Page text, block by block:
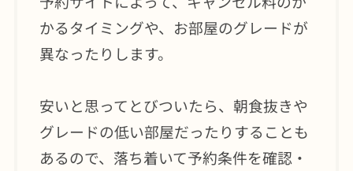
かるタイミングや、お部屋のグレードが
異なったりします。
安いと思ってとびついたら、朝食抜きや
グレードの低い部屋だったりすることも
あるので、落ち着いて予約条件を確認・